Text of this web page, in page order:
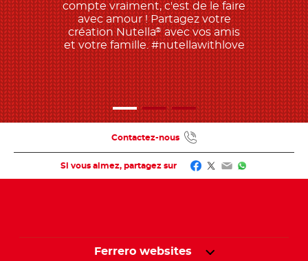
compte vraiment, c'est de le faire
avec amour ! Partagez votre
création Nutella® avec vos amis
et votre famille. #nutellawithlove
Si vous aimez, partagez sur Facebook
Twitter
EmailWhatsApp
Contactez-nous
Ferrero websites